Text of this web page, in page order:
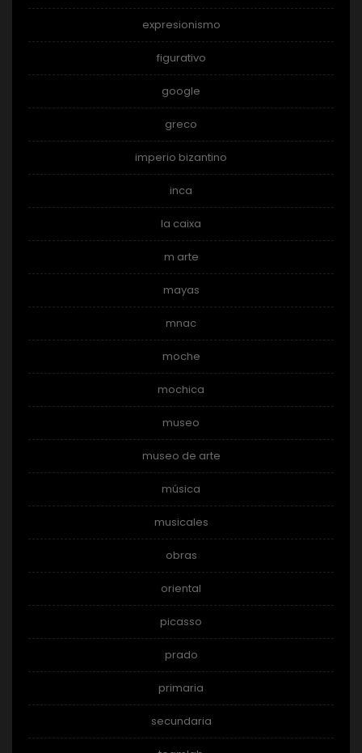
expresionismo
figurativo
google
greco
imperio bizantino
inca
la caixa
m arte
mayas
mnac
moche
mochica
museo
museo de arte
música
musicales
obras
oriental
picasso
prado
primaria
secundaria